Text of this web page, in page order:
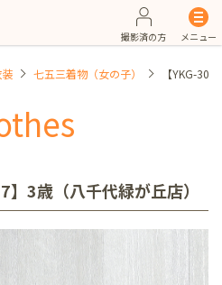
撮影済の方 メニュー
七五三着物（女の子） 【YKG-
】3歳（八千代緑が丘店）